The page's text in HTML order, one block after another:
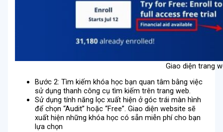
Giao diện trang
Bước 2: Tìm kiếm khóa học bạn quan tâm bằng việc
sử dụng thanh công cụ tìm kiếm trên trang web.
Sử dụng tính năng lọc xuất hiện ở góc trái màn hình
để chọn “Audit” hoặc “Free”. Giao diện website sẽ
xuất hiện những khóa học có sẵn miễn phí cho bạn
lựa chọn